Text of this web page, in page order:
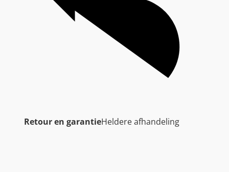
Retour en garantieHeldere afhandeling